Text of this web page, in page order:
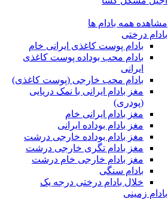
مشاهده همه بادام ها
بادام درختی
بادام پوست کاغذی ایرانی خام
بادام محب بوداده پوست کاغذی
ایرانی
بادام محب خارجی (پوست کاغذی)
مغز بادام ایرانی با نمک دریایی
(پودری)
مغز بادام ایرانی خام
مغز بادام بوداده ایرانی
مغز بادام بوداده خارجی درشت
مغز بادام تگری خارجی درشت
مغز بادام خارجی خام درشت
بادام سنگی
خلال بادام درختی درجه یک
بادام زمینی